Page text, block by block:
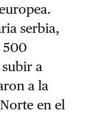
serbia,
500
a
a la
en el